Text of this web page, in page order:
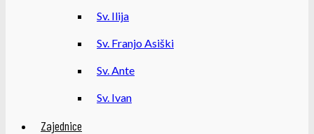
Sv. Ilija
Sv. Franjo Asiški
Sv. Ante
Sv. Ivan
Zajednice